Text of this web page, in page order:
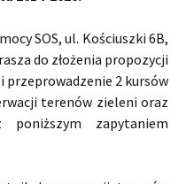
SOS, ul. Kościuszki 6B,
do złożenia propozycji
2 kursów
terenów zieleni oraz
poniższym zapytaniem